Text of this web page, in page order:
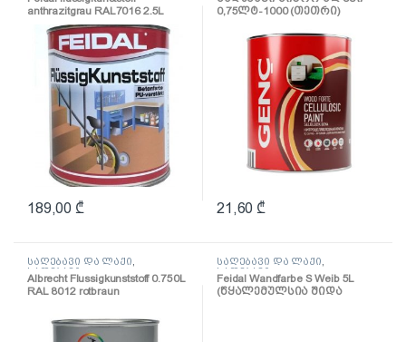
anthrazitgrau RAL7016 2.5L
(პოლიურეთანის
ზეთოვანი საღებავი
ანტრაციტი)
189,00 ₾
0,75ლტ-1000 (თეთრი)
21,60 ₾
საღებავი და ლაქი
საღებავი
Albrecht Flussigkunststoff 0.750L
RAL 8012 rotbraun
ზეთოვანი საღებავი)
საღებავი და ლაქი
საღებავი
Feidal Wandfarbe S Weib 5L
(წყალემულსია შიდა